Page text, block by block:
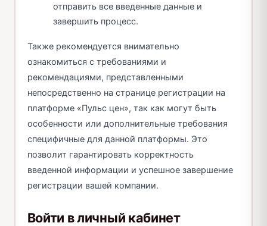
отправить все введенные данные и
завершить процесс.
Также рекомендуется внимательно
ознакомиться с требованиями и
рекомендациями, представленными
непосредственно на странице регистрации на
платформе «Пульс цен», так как могут быть
особенности или дополнительные требования
специфичные для данной платформы. Это
позволит гарантировать корректность
введенной информации и успешное завершение
регистрации вашей компании.
Войти в личный кабинет